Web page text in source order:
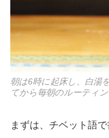
朝は6時に起床し、白湯
てから毎朝のルーティ
まずは、チベット語